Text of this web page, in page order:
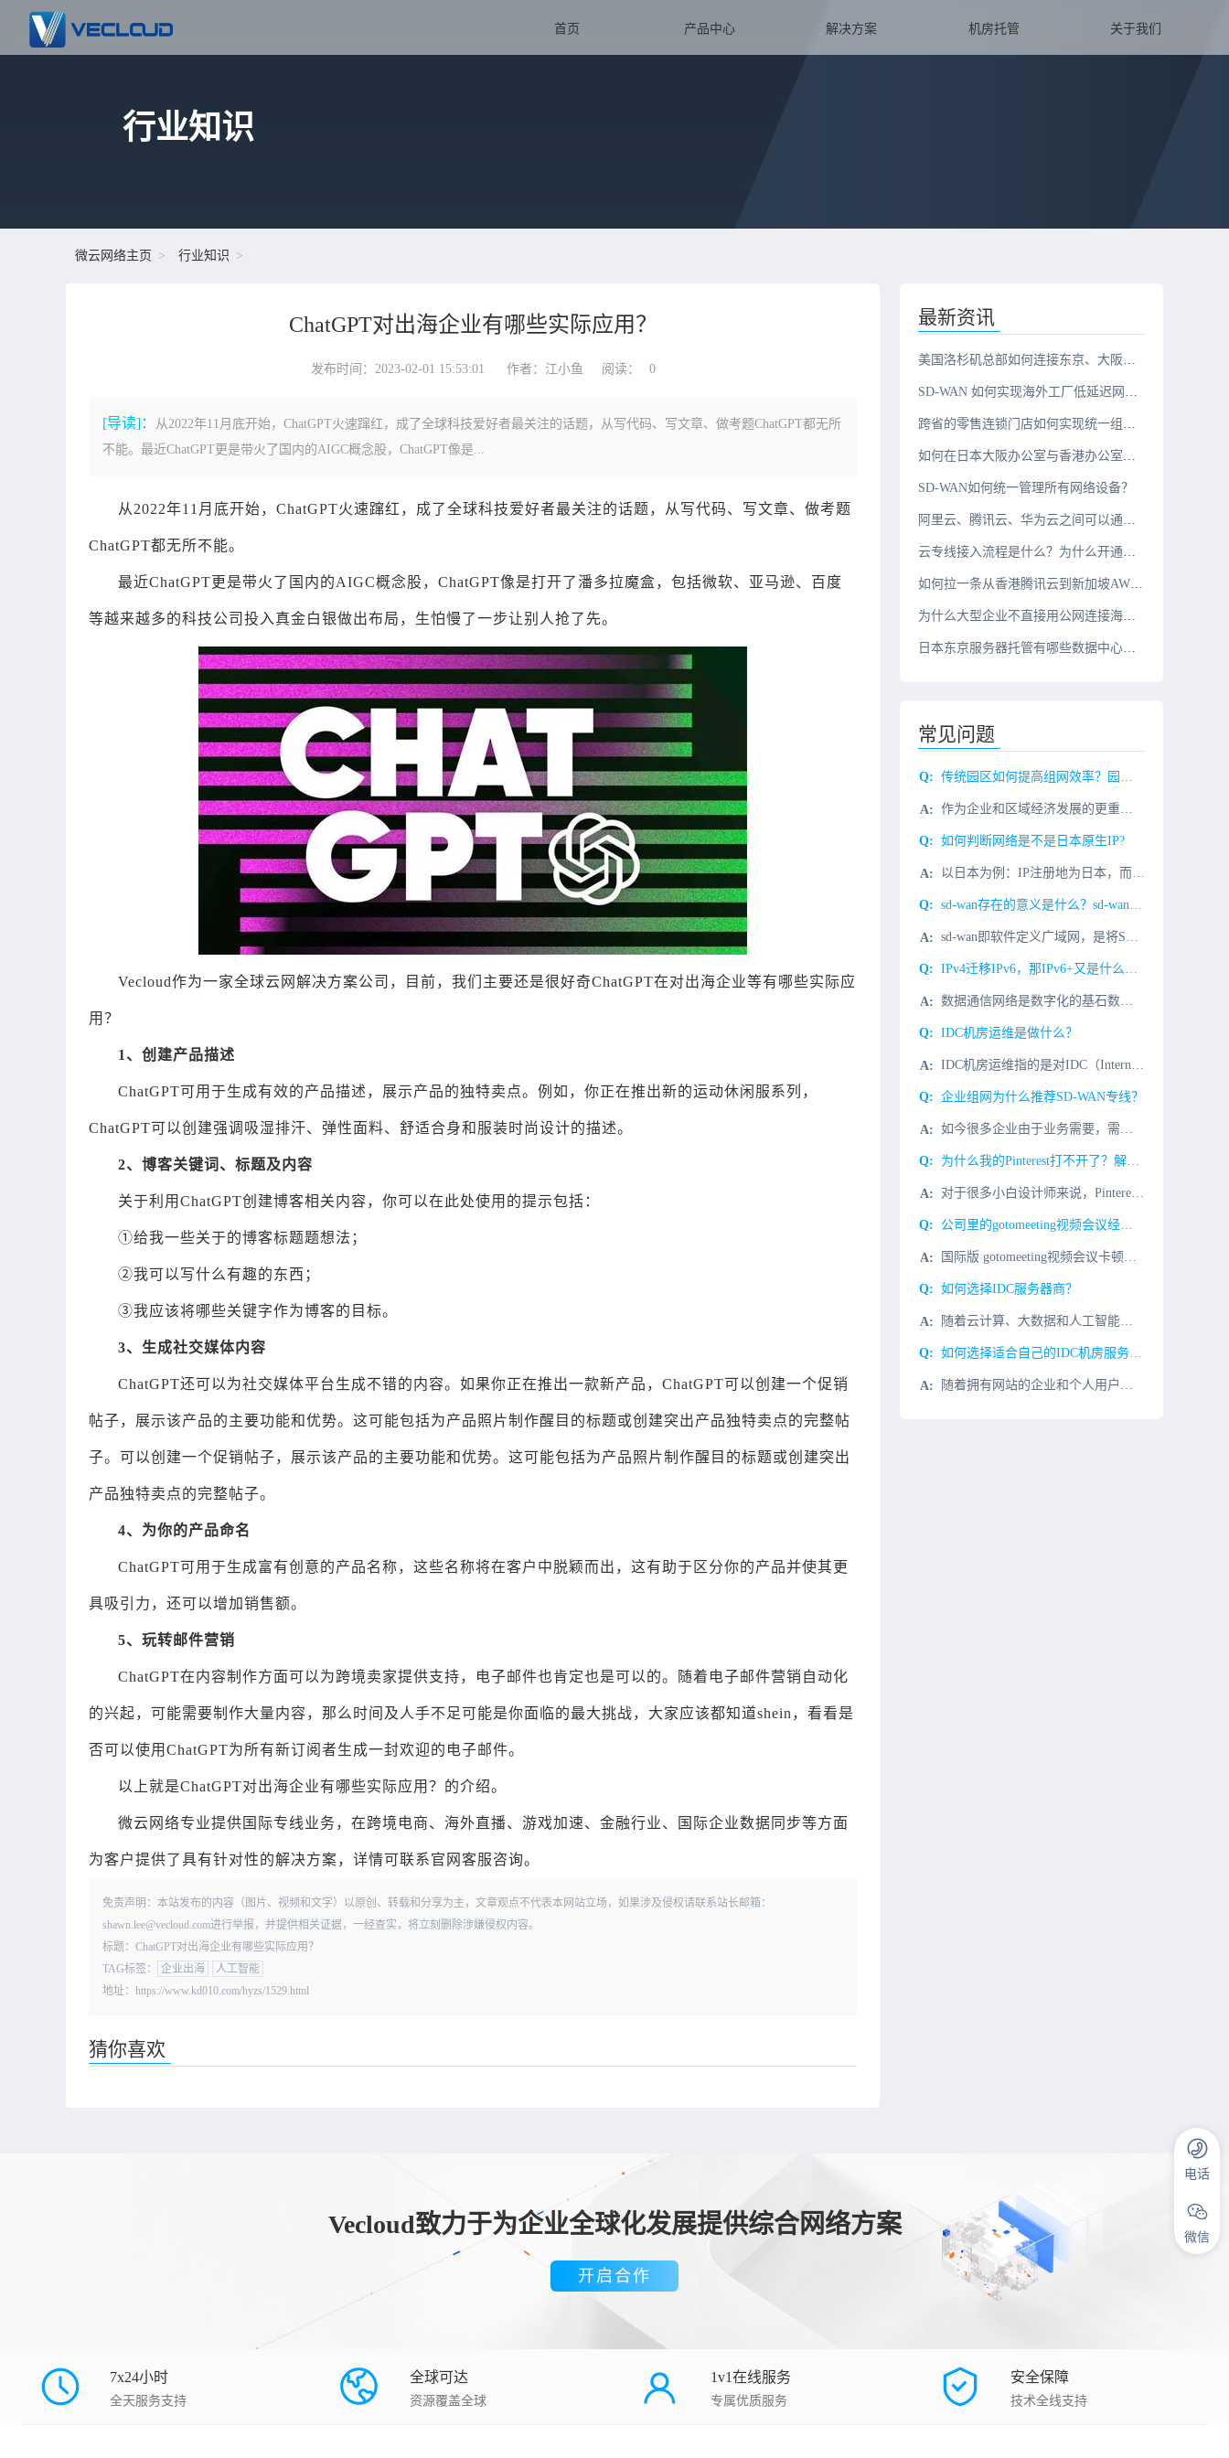
首页 产品中心 解决方案 机房托管 关于我们
行业知识
微云网络主页 行业知识
ChatGPT对出海企业有哪些实际应用？
发布时间：2023-02-01 15:53:01 作者：江小鱼 阅读： 0
[导读]：
从2022年11月底开始，ChatGPT火速蹿红，成了全球科技爱好者最关注的话题，从写代码、写文章、做考题ChatGPT都无所
不能。最近ChatGPT更是带火了国内的AIGC概念股，ChatGPT像是...
从2022年11月底开始，ChatGPT火速蹿红，成了全球科技爱好者最关注的话题，从写代码、写文章、做考题
ChatGPT都无所不能。
最近ChatGPT更是带火了国内的AIGC概念股，ChatGPT像是打开了潘多拉魔盒，包括微软、亚马逊、百度
等越来越多的科技公司投入真金白银做出布局，生怕慢了一步让别人抢了先。
Vecloud作为一家全球云网解决方案公司，目前，我们主要还是很好奇ChatGPT在对出海企业等有哪些实际应
用？
1、创建产品描述
ChatGPT可用于生成有效的产品描述，展示产品的独特卖点。例如，你正在推出新的运动休闲服系列，
ChatGPT可以创建强调吸湿排汗、弹性面料、舒适合身和服装时尚设计的描述。
2、博客关键词、标题及内容
关于利用ChatGPT创建博客相关内容，你可以在此处使用的提示包括：
①给我一些关于的博客标题题想法；
②我可以写什么有趣的东西；
③我应该将哪些关键字作为博客的目标。
3、生成社交媒体内容
ChatGPT还可以为社交媒体平台生成不错的内容。如果你正在推出一款新产品，ChatGPT可以创建一个促销
帖子，展示该产品的主要功能和优势。这可能包括为产品照片制作醒目的标题或创建突出产品独特卖点的完整帖
子。可以创建一个促销帖子，展示该产品的主要功能和优势。这可能包括为产品照片制作醒目的标题或创建突出
产品独特卖点的完整帖子。
4、为你的产品命名
ChatGPT可用于生成富有创意的产品名称，这些名称将在客户中脱颖而出，这有助于区分你的产品并使其更
具吸引力，还可以增加销售额。
5、玩转邮件营销
ChatGPT在内容制作方面可以为跨境卖家提供支持，电子邮件也肯定也是可以的。随着电子邮件营销自动化
的兴起，可能需要制作大量内容，那么时间及人手不足可能是你面临的最大挑战，大家应该都知道shein，看看是
否可以使用ChatGPT为所有新订阅者生成一封欢迎的电子邮件。
以上就是ChatGPT对出海企业有哪些实际应用？的介绍。
微云网络专业提供国际专线业务，在跨境电商、海外直播、游戏加速、金融行业、国际企业数据同步等方面
为客户提供了具有针对性的解决方案，详情可联系官网客服咨询。
免责声明：本站发布的内容（图片、视频和文字）以原创、转载和分享为主，文章观点不代表本网站立场，如果涉及侵权请联系站长邮箱：
shawn.lee@vecloud.com进行举报，并提供相关证据，一经查实，将立刻删除涉嫌侵权内容。
标题：ChatGPT对出海企业有哪些实际应用？
TAG标签：
企业出海
人工智能
地址：https://www.kd010.com/hyzs/1529.html
猜你喜欢
最新资讯
美国洛杉矶总部如何连接东京、大阪、新加坡三地办公室？
SD-WAN 如何实现海外工厂低延迟网络？
跨省的零售连锁门店如何实现统一组网？
如何在日本大阪办公室与香港办公室之间搭建组网？
SD-WAN如何统一管理所有网络设备？
阿里云、腾讯云、华为云之间可以通过云专线互联吗？
云专线接入流程是什么？为什么开通周期需要几周？
如何拉一条从香港腾讯云到新加坡AWS的10G云专线？
为什么大型企业不直接用公网连接海外办公室？
日本东京服务器托管有哪些数据中心推荐？
常见问题
传统园区如何提高组网效率？园区网络加速
作为企业和区域经济发展的更重要载体，园区已实现展示经济高速发展的推进力。创新是在数字量内的，为企业，提升核心，当前园区在全国各地都在积极园区，脉络络科技的网络服务可加速园区化转型落地。数字经济加速发展
如何判断网络是不是日本原生IP?
以日本为例：IP注册地为日本，而且在日本IDC机房使用，查询Whois信息，区域显示日本，即为日本的原生IP；如果IP注册地显示日本，也在日本使用，但查询whois信息，区域显示为香港，美国或欧洲，那
sd-wan存在的意义是什么？sd-wan轻松实现远程办公
sd-wan即软件定义广域网，是将SDN技术应用到广域网场景中所形成的一种服务，这种服务用于连接广阔地理范围的企业网络、数据中心、互联网应用及云服务。通过sd-wan不仅可以简化网络管理、部署，还能使
IPv4迁移IPv6，那IPv6+又是什么？有哪些技术？
数据通信网络是数字化的基石数据通信网络包含多样化的数据通信设备。数字化世界联接个人、企业及算力。数据通信网络是数字化世界的基石。使用网络模型理解数据通信网络IP转发过程IP是网络层最重要的协议之一。设
IDC机房运维是做什么？
IDC机房运维指的是对IDC（Internet Data Center）机房的管理和维护，具体包括：设备维护：确保机房的设备，如服务器、存储、网络设备等，处于正常运行状态。环境监控：监测机房的温度、湿
企业组网为什么推荐SD-WAN专线？
如今很多企业由于业务需要，需要访问海外网络。如今通常有海外访问需求的企业实现网络加速的方式通常有三种：VPN、MPLS专线以及SD-WAN专线。有人说SD-WAN专线是性价比最高的网络专线。微云网络在
为什么我的Pinterest打不开了？解决Pinterest不能访问问题
对于很多小白设计师来说，Pinterest就像他的再生父母，给予他不断的灵感和帮助。但是，最近Pinterest居然不能访问了？如何解决这个大麻烦？我们先了解一下为什么访问Pinterest慢？1、P
公司里的gotomeeting视频会议经常卡顿怎么解决？
国际版 gotomeeting视频会议卡顿一般是这几个原因造成。 1、企业办公计算机性能不足，造成打开缓慢；解决办法：重点升级计算机cpu和内存。 2、网络问题：由国外客户发起gotomeeting视...
如何选择IDC服务器商？
随着云计算、大数据和人工智能的蓬勃发展，许多互联网初创公司都在各自的领域努力赢得一席之地。其中，云服务器和物理服务器的支持是分不开的用户需要托管服务器，如何选择IDC服务器商？实际调查IDC服务器的机
如何选择适合自己的IDC机房服务商？
随着拥有网站的企业和个人用户越来越多，市场上对服务器的需求量也是越来越大。拥有稳定、安全和服务质量好的IDC服务商对公司发展有着举足轻重的作用。那么在面对形形色色的IDC服务商时，你真的能够判断什么才
Vecloud致力于为企业全球化发展提供综合网络方案
开启合作
7x24小时
全天服务支持
全球可达
资源覆盖全球
1v1在线服务
专属优质服务
安全保障
技术全线支持
电话
微信